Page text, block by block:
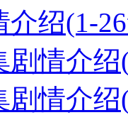
绍(1-
情介
情介